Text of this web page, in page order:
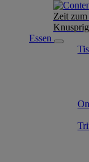
Zeit
Essen